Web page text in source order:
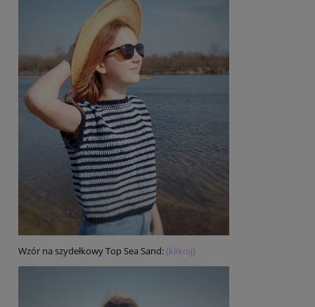
Wzór na szydełkowy Top Sea Sand:(kliknij)